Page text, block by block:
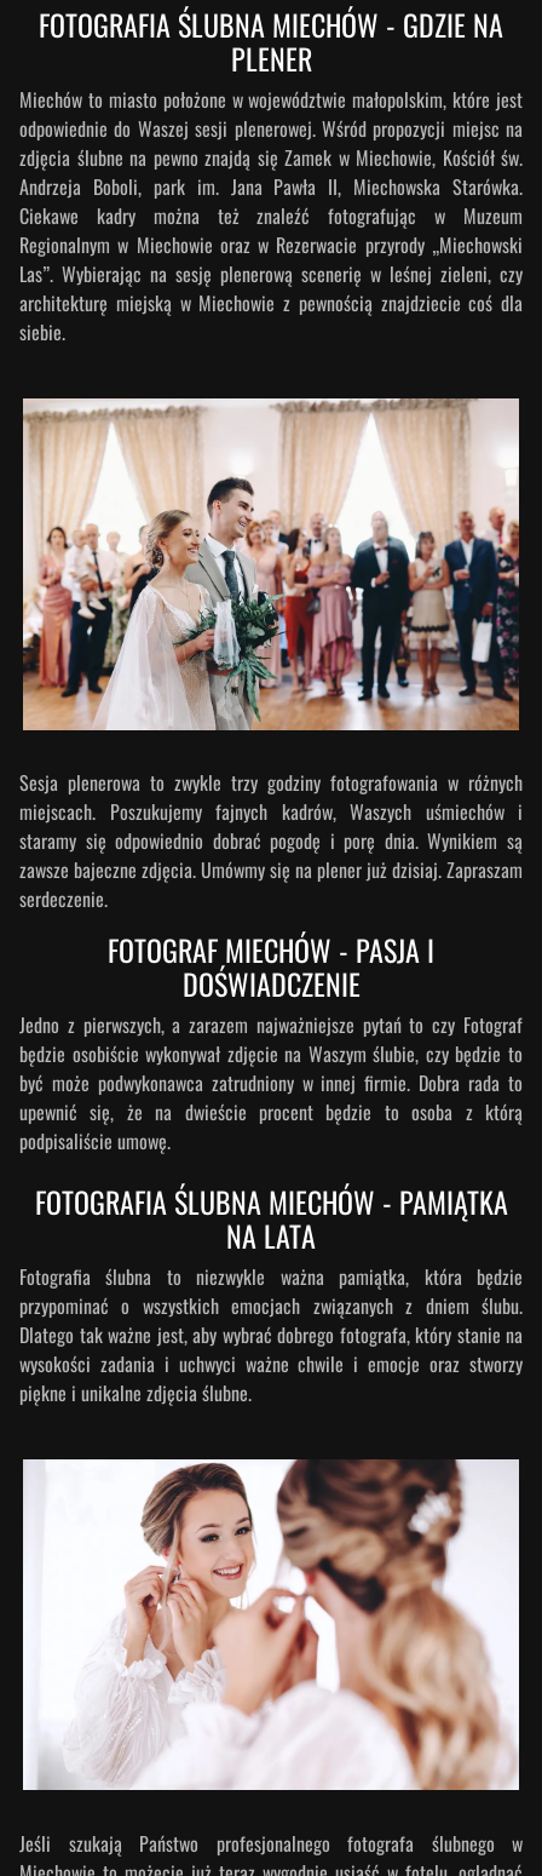
FOTOGRAFIA ŚLUBNA MIECHÓW - GDZIE NA
PLENER
Miechów to miasto położone w województwie małopolskim, które jest
odpowiednie do Waszej sesji plenerowej. Wśród propozycji miejsc na
zdjęcia ślubne na pewno znajdą się Zamek w Miechowie, Kościół św.
Andrzeja Boboli, park im. Jana Pawła II, Miechowska Starówka.
Ciekawe kadry można też znaleźć fotografując w Muzeum
Regionalnym w Miechowie oraz w Rezerwacie przyrody „Miechowski
Las”. Wybierając na sesję plenerową scenerię w leśnej zieleni, czy
architekturę miejską w Miechowie z pewnością znajdziecie coś dla
siebie.
Sesja plenerowa to zwykle trzy godziny fotografowania w różnych
miejscach. Poszukujemy fajnych kadrów, Waszych uśmiechów i
staramy się odpowiednio dobrać pogodę i porę dnia. Wynikiem są
zawsze bajeczne zdjęcia. Umówmy się na plener już dzisiaj. Zapraszam
serdeczenie.
FOTOGRAF MIECHÓW - PASJA I
DOŚWIADCZENIE
Jedno z pierwszych, a zarazem najważniejsze pytań to czy Fotograf
będzie osobiście wykonywał zdjęcie na Waszym ślubie, czy będzie to
być może podwykonawca zatrudniony w innej firmie. Dobra rada to
upewnić się, że na dwieście procent będzie to osoba z którą
podpisaliście umowę.
FOTOGRAFIA ŚLUBNA MIECHÓW - PAMIĄTKA
NA LATA
Fotografia ślubna to niezwykle ważna pamiątka, która będzie
przypominać o wszystkich emocjach związanych z dniem ślubu.
Dlatego tak ważne jest, aby wybrać dobrego fotografa, który stanie na
wysokości zadania i uchwyci ważne chwile i emocje oraz stworzy
piękne i unikalne zdjęcia ślubne.
Jeśli szukają Państwo profesjonalnego fotografa ślubnego w